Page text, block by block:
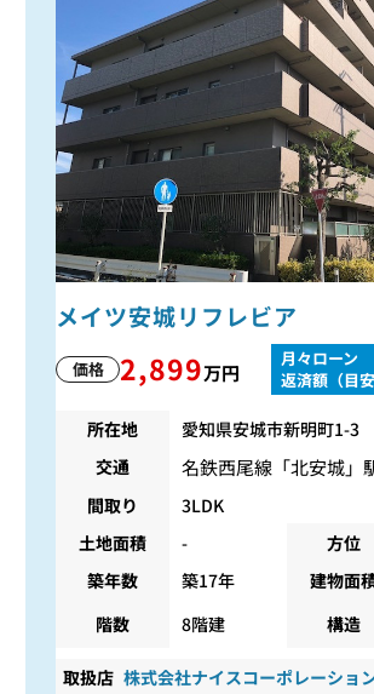
メイツ安城リフレビア
価格 2,899万円
月々ローン
返済額（目安
所在地
愛知県安城市新明町1-3
交通
名鉄西尾線 「北安城」
間取り
3LDK
土地面積
- 方位
築年数
築17年 建物面
階数
8階建 構造
取扱店 株式会社ナイスコーポレーショ